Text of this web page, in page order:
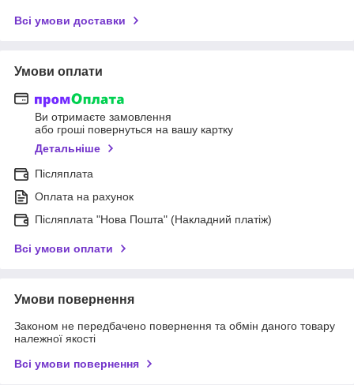
Всі умови доставки
Умови оплати
Ви отримаєте замовлення
або гроші повернуться на вашу картку
Детальніше
Післяплата
Оплата на рахунок
Післяплата "Нова Пошта" (Накладний платіж)
Всі умови оплати
Умови повернення
Законом не передбачено повернення та обмін даного товару
належної якості
Всі умови повернення